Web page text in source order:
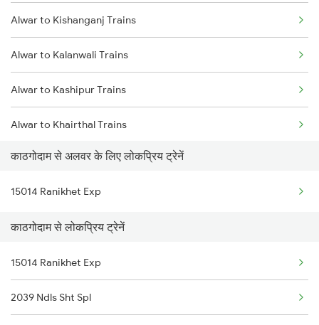
Kathgodam to Bhagwanpur Trains
Kathgodam to Shahjahanpur Trains
Kathgodam to Bhatpar Rani Trains
Kathgodam to Roza Trains
Kathgodam to Ekma Trains
Alwar to Kishanganj Trains
Alwar to Kalanwali Trains
Alwar to Kashipur Trains
Alwar to Khairthal Trains
Alwar to Lucknow Trains
Alwar to Lal Kuan Trains
Alwar to Mau Trains
Alwar to Moradabad Trains
Alwar to Muzaffarpur Trains
काठगोदाम से अलवर के लिए लोकप्रिय ट्रेनें
15014 Ranikhet Exp
काठगोदाम से लोकप्रिय ट्रेनें
15014 Ranikhet Exp
2039 Ndls Sht Spl